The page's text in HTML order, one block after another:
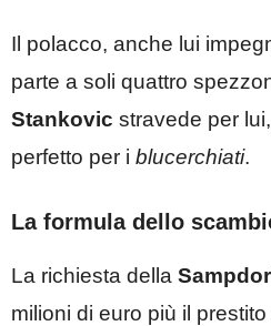
Il polacco, anche lui
parte a soli quattro
Stankovic stravede per
perfetto per i blucerchiati.
La formula dello
La richiesta della
milioni di euro più il prestito